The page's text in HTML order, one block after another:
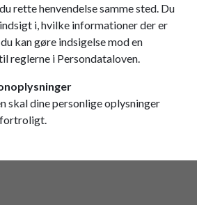
rette henvendelse samme sted. Du
i, hvilke informationer der er
kan gøre indsigelse mod en
reglerne i Persondataloven.
skal dine personlige oplysninger